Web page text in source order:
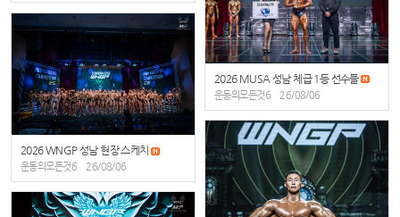
2026 MUSA 성남 체급 1등 선수들
운동의모든것6 26/08/06
2026 WNGP 성남 현장 스케치
운동의모든것6 26/08/06